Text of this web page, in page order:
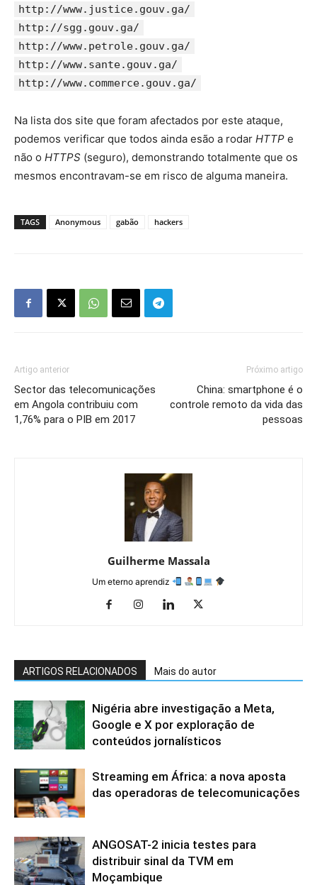
http://www.justice.gouv.ga/
http://sgg.gouv.ga/
http://www.petrole.gouv.ga/
http://www.sante.gouv.ga/
http://www.commerce.gouv.ga/
Na lista dos site que foram afectados por este ataque,
podemos verificar que todos ainda esão a rodar HTTP e
não o HTTPS (seguro), demonstrando totalmente que os
mesmos encontravam-se em risco de alguma maneira.
TAGS Anonymous gabão hackers
Artigo anterior
Sector das telecomunicações
em Angola contribuiu com
1,76% para o PIB em 2017
Próximo artigo
China: smartphone é o
controle remoto da vida das
pessoas
Guilherme Massala
Um eterno aprendiz
ARTIGOS RELACIONADOS Mais do autor
Nigéria abre investigação a Meta,
Google e X por exploração de
conteúdos jornalísticos
Streaming em África: a nova aposta
das operadoras de telecomunicações
ANGOSAT-2 inicia testes para
distribuir sinal da TVM em
Moçambique